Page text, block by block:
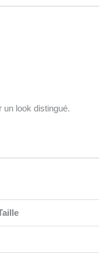
un look distingué.